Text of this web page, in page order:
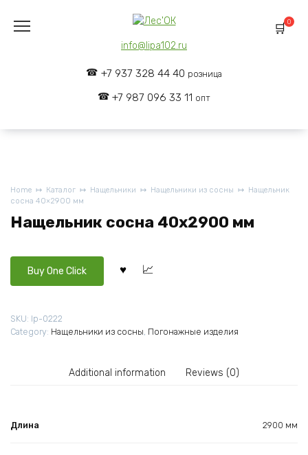
content
info@lipa102.ru
+7 937 328 44 40 розница
+7 987 096 33 11 опт
0
Home Каталог Нащельники Нащельники из сосны
Нащельник
сосна 40×2900 мм
Нащельник сосна 40x2900 мм
Buy One Click
SKU: lp-0222
Category: Нащельники из сосны, Погонажные изделия
Additional information Reviews (0)
Длина 2900 мм